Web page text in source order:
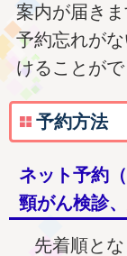
案内が届き
予約忘れが
けることがで
予約方法
ネット予約
頸がん検診
先着順とな